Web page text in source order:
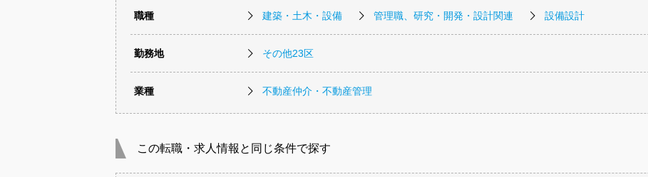
職種 建築・土木・設備 管理職、研究・開発・設計関連 設備設計
勤務地 その他23区
業種 不動産仲介・不動産管理
この転職・求人情報と同じ条件で探す